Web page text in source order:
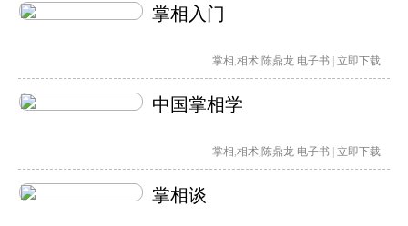
掌相入门
掌相,相术, 陈鼎龙 电子书 立即下载
中国掌相学
掌相,相术, 陈鼎龙 电子书 立即下载
掌相谈